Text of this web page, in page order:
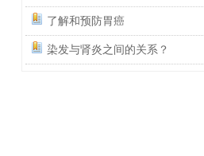
了解和预防胃癌
染发与肾炎之间的关系？